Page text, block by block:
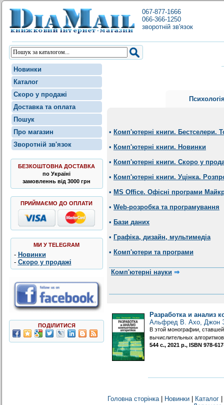
067-877-1666
066-366-1250
зворотній зв'язок
Новинки
Каталог
Скоро у продажі
Доставка та оплата
Пошук
Про магазин
Зворотній зв'язок
БЕЗКОШТОВНА ДОСТАВКА
по Україні
замовленнь від 3000 грн
ПРИЙМАЄМО ДО ОПЛАТИ
МИ У TELEGRAM
- Новинки
- Скоро у продажі
ПОДІЛИТИСЯ
• Комп'ютерні книги. Бестселери.
• Комп'ютерні книги. Новинки
• Комп'ютерні книги. Скоро у
• Комп'ютерні книги. Уцінка.
• MS Office. Офісні програми
• Web-розробка та програмування
• Бази даних
• Графіка, дизайн, мультимедіа
• Комп'ютери та програми
Комп'ютерні науки ⇒
Разработка и анализ
Альфред В. Ахо, Джон
В этой монографии, ставшей
вычислительных
544 с., 2021 р., ISBN 978-
Головна сторінка| Новинки| Каталог|